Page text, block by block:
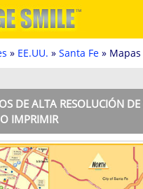
» EE.UU. » Santa Fe » Mapas
DE ALTA RESOLUCIÓN DE
IMPRIMIR